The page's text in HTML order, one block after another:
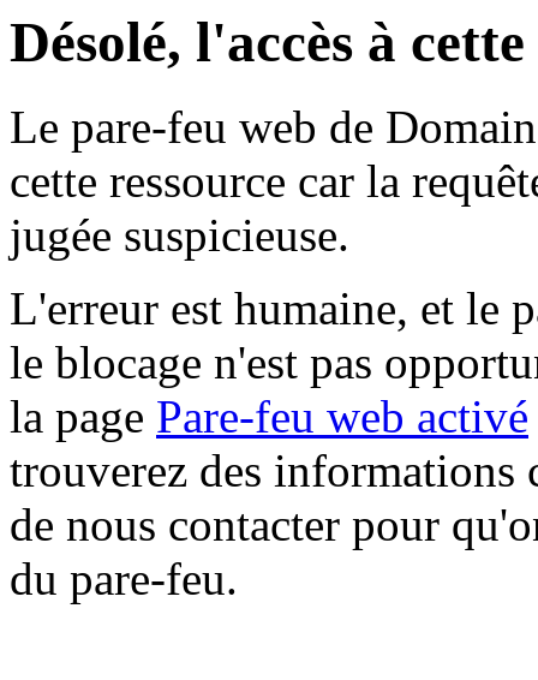
Désolé, l'accès à
Le pare-feu web de
cette ressource car la
jugée suspicieuse.
L'erreur est humaine, et le
le blocage n'est pas
la page Pare-feu web activé
trouverez des informations
de nous contacter pour
du pare-feu.